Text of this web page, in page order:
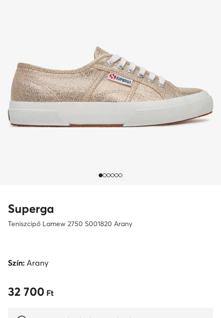
Superga
Teniszcipő Lamew 2750 S001820 Arany
Szín: Arany
32 700 Ft
32 700 Ft